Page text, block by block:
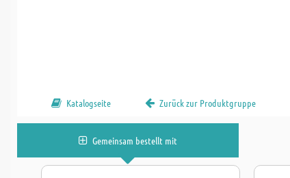
Katalogseite Zurück zur Produktgruppe
Gemeinsam bestellt mit